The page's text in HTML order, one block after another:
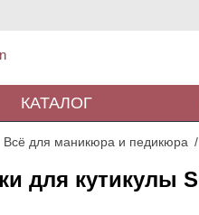
КАТАЛОГ
Всё для маникюра и педикюра
для кутикулы